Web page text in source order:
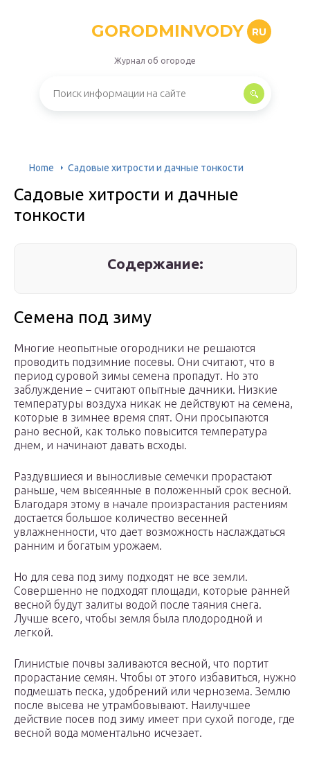
GORODMINVODY RU
Журнал об огороде
Home Садовые хитрости и дачные тонкости
Садовые хитрости и дачные
тонкости
Содержание:
Семена под зиму
Многие неопытные огородники не решаются
проводить подзимние посевы. Они считают, что в
период суровой зимы семена пропадут. Но это
заблуждение – считают опытные дачники. Низкие
температуры воздуха никак не действуют на семена,
которые в зимнее время спят. Они просыпаются
рано весной, как только повысится температура
днем, и начинают давать всходы.
Раздувшиеся и выносливые семечки прорастают
раньше, чем высеянные в положенный срок весной.
Благодаря этому в начале произрастания растениям
достается большое количество весенней
увлажненности, что дает возможность наслаждаться
ранним и богатым урожаем.
Но для сева под зиму подходят не все земли.
Совершенно не подходят площади, которые ранней
весной будут залиты водой после таяния снега.
Лучше всего, чтобы земля была плодородной и
легкой.
Глинистые почвы заливаются весной, что портит
прорастание семян. Чтобы от этого избавиться, нужно
подмешать песка, удобрений или чернозема. Землю
после высева не утрамбовывают. Наилучшее
действие посев под зиму имеет при сухой погоде, где
весной вода моментально исчезает.